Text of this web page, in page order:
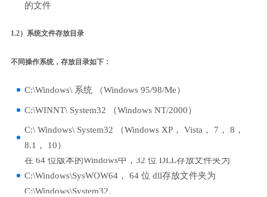
的文件
1.2）系统文件存放目录
不同操作系统，存放目录如下：
C:\Windows\ 系统 （Windows 95/98/Me）
C:\WINNT\ System32 （Windows NT/2000）
C:\ Windows\ System32 （Windows XP， Vista， 7， 8，
8.1， 10）
在 64 位版本的Windows中，32 位 DLL存放文件夹为
C:\Windows\SysWOW64， 64 位 dll存放文件夹为
C:\Windows\System32。